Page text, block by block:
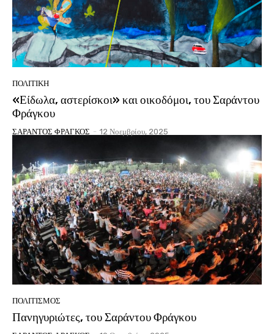
ΠΟΛΙΤΙΚΗ
«Είδωλα, αστερίσκοι» και οικοδόμοι, του Σαράντου
Φράγκου
ΣΑΡΑΝΤΟΣ ΦΡΑΓΚΟΣ - 12 Νοεμβρίου, 2025
ΠΟΛΙΤΙΣΜΟΣ
Πανηγυριώτες, του Σαράντου Φράγκου